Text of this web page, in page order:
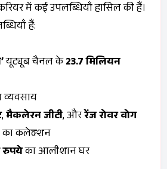
में कई उपलब्धियाँ हासिल की हैं।
हैं:
यूट्यूब चैनल के23.7 मिलियन
,मैकलेरन जीटी, औररेंज रोवर वोग
का कलेक्शन
रुपयेका आलीशान घर